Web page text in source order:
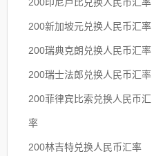
200新加坡元兑换人民币汇率
200瑞典克朗兑换人民币汇率
200瑞士法郎兑换人民币汇率
200菲律宾比索兑换人民币汇
率
200林吉特兑换人民币汇率